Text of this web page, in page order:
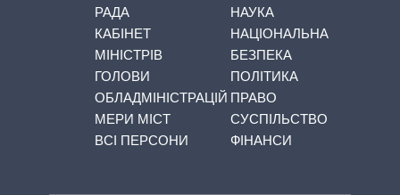
РАДА
КАБІНЕТ
МІНІСТРІВ
ГОЛОВИ
ОБЛАДМІНІСТРАЦІЙ
МЕРИ МІСТ
ВСІ ПЕРСОНИ
НАУКА
НАЦІОНАЛЬНА
БЕЗПЕКА
ПОЛІТИКА
ПРАВО
СУСПІЛЬСТВО
ФІНАНСИ